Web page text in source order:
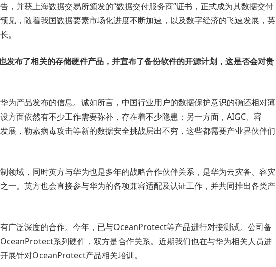
，并获上海数据交易所颁发的“数据交付服务商”证书，正式成为其数据交付
见，随着我国数据要素市场化进度不断加速，以及数字经济的飞速发展，英
。
发布了相关的存储硬件产品，并宣布了备份软件的开源计划，这是否会对贵
为产品发布的信息。诚如所言，中国行业用户的数据保护意识的确还相对薄
方面依然有不少工作需要弥补，存在着不少隐患；另一方面，AIGC、容
展，勒索病毒攻击等新的数据安全挑战层出不穷，这些都需要产业界伙伴们
领域，同时英方与华为也是多年的战略合作伙伴关系，是华为云灾备、容灾
一。英方也会直接参与华为的各项兼容适配及认证工作，并共同推出各类产
广泛深度的合作。今年，已与OceanProtect等产品进行对接测试。公司备
系列硬件，双方是合作关系。近期我们也在与华为相关人员进
展针对OceanProtect产品相关培训。